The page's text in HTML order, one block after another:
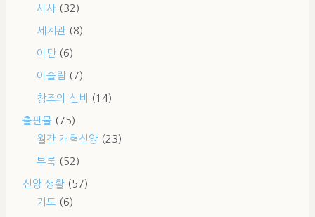
시사 (32)
세계관 (8)
이단 (6)
이슬람 (7)
창조의 신비 (14)
출판물 (75)
월간 개혁신앙 (23)
부록 (52)
신앙 생활 (57)
기도 (6)